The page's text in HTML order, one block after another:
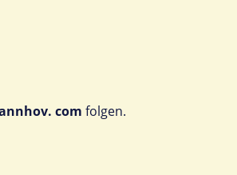
com folgen.